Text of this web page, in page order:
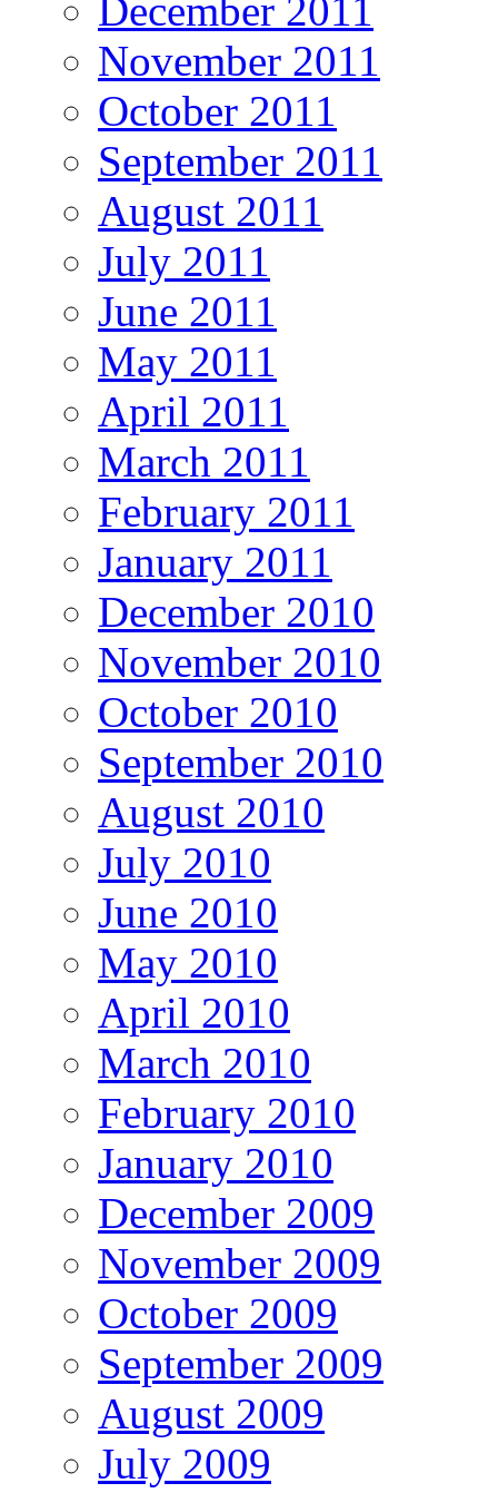
December 2011
November 2011
October 2011
September 2011
August 2011
July 2011
June 2011
May 2011
April 2011
March 2011
February 2011
January 2011
December 2010
November 2010
October 2010
September 2010
August 2010
July 2010
June 2010
May 2010
April 2010
March 2010
February 2010
January 2010
December 2009
November 2009
October 2009
September 2009
August 2009
July 2009